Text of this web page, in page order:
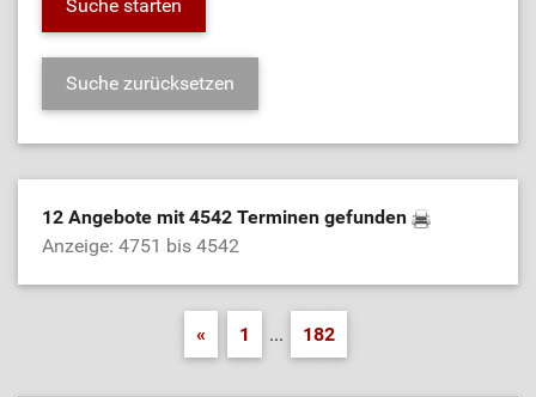
12 Angebote mit 4542 Terminen gefunden
Anzeige: 4751 bis 4542
« 1 ... 182